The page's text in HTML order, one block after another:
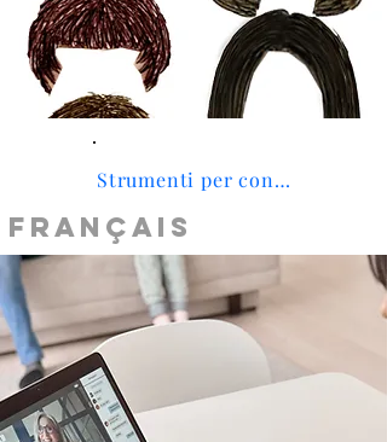
Strumenti per consulenza d'immagine
français